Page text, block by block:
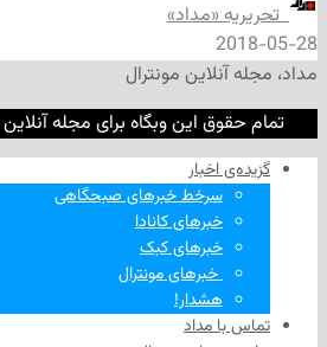
«مداد»
مونترال
این وبگاه برای مجله آنلاین «مداد»
اخبار
سرخط خبرهای صبحگاهی
خبرهای کانادا
خبرهای کبک
‌ خبرهای مونترال
مداد